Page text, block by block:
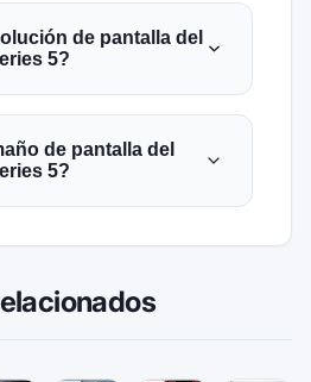
de pantalla del
5?
de pantalla del
5?